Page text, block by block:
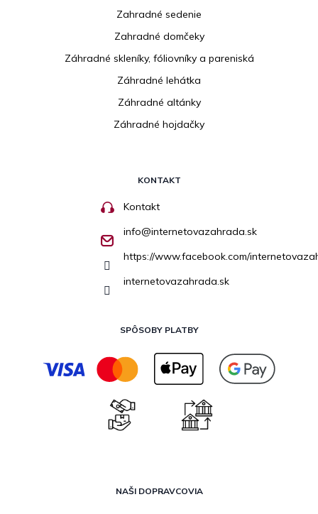
Zahradné sedenie
Zahradné domčeky
Záhradné skleníky, fóliovníky a pareniská
Záhradné lehátka
Záhradné altánky
Záhradné hojdačky
KONTAKT
Kontakt
info@internetovazahrada.sk
https://www.facebook.com/
internetovazahrada.sk
SPÔSOBY PLATBY
NAŠI DOPRAVCOVIA